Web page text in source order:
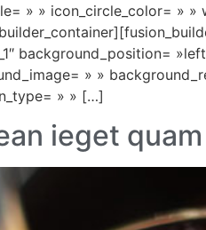
» » icon_circle_color= »
background_position=
» »
» » […]
ieget quam